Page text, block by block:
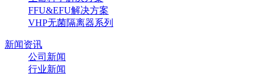
FFU&EFU解决方案
VHP无菌隔离器系列
新闻资讯
公司新闻
行业新闻